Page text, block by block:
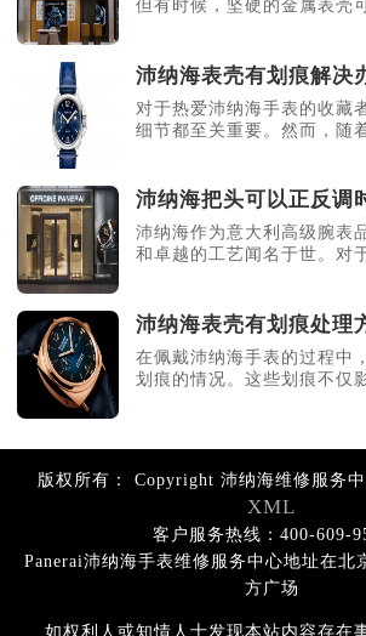
但有时候，坚硬的金属表壳
沛纳海表壳有划痕解决
对于热爱沛纳海手表的收藏
细节都至关重要。然而，随
沛纳海把头可以正反调
沛纳海作为意大利高级腕表
和卓越的工艺闻名于世。对
沛纳海表壳有划痕处理
在佩戴沛纳海手表的过程中
划痕的情况。这些划痕不仅
版权所有： Copyright 沛纳海维修服务
XML
客户服务热线：400-609-
Panerai沛纳海手表维修服务中心地址在北
方广场
如权利人或知情人士发现本站内容存在